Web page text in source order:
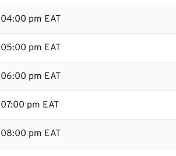
04:00 pm EAT
05:00 pm EAT
06:00 pm EAT
07:00 pm EAT
08:00 pm EAT